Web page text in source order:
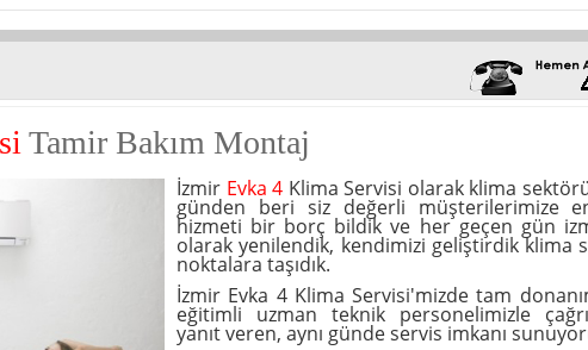
Tamir Bakım Montaj
İzmir Evka 4 Klima Servisi olarak klima
günden beri siz değerli müşterilerimize
hizmeti bir borç bildik ve her geçen gün
olarak yenilendik, kendimizi geliştirdik klima
noktalara taşıdık.
İzmir Evka 4 Klima Servisi'mizde tam
eğitimli uzman teknik personelimizle
yanıt veren, aynı günde servis imkanı